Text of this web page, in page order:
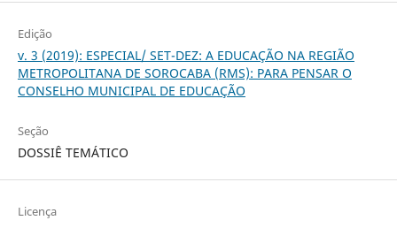
Edição
v. 3 (2019): ESPECIAL/ SET-DEZ: A EDUCAÇÃO NA REGIÃO
METROPOLITANA DE SOROCABA (RMS): PARA PENSAR O
CONSELHO MUNICIPAL DE EDUCAÇÃO
Seção
DOSSIÊ TEMÁTICO
Licença